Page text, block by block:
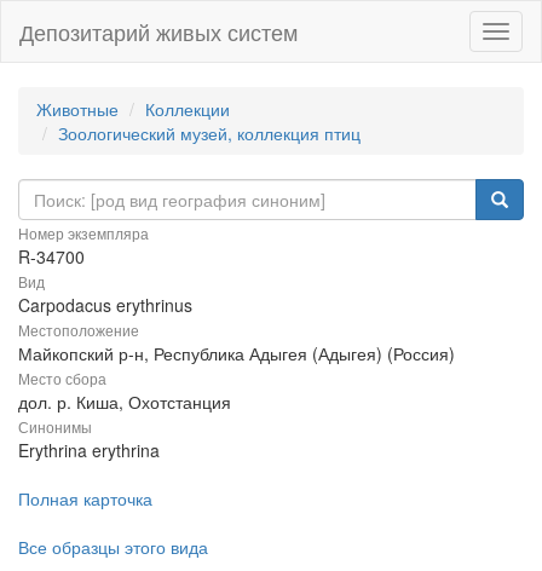
Депозитарий живых систем
Животные
Коллекции
Зоологический музей, коллекция птиц
Номер экземпляра
R-34700
Вид
Carpodacus erythrinus
Местоположение
Майкопский р-н, Республика Адыгея (Адыгея) (Россия)
Место сбора
дол. р. Киша, Охотстанция
Синонимы
Erythrina erythrina
Полная карточка
Все образцы этого вида